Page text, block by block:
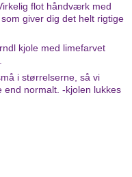
flot håndværk med
giver dig det helt rigtige
kjole med limefarvet
i størrelserne, så vi
normalt. -kjolen lukkes